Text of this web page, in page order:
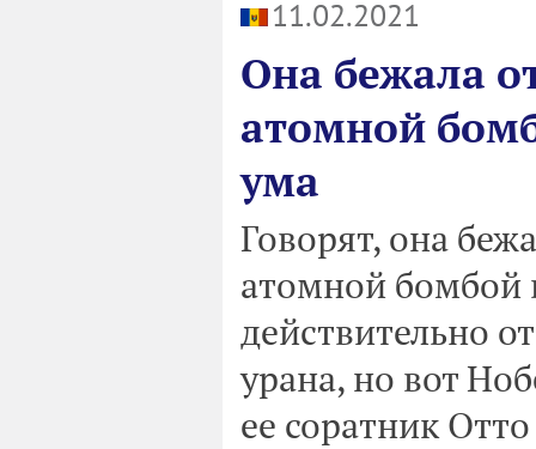
11.02.2021
Она бежала
атомной
ума
Говорят, она
атомной бомбой
действительно
урана, но вот
ее соратник